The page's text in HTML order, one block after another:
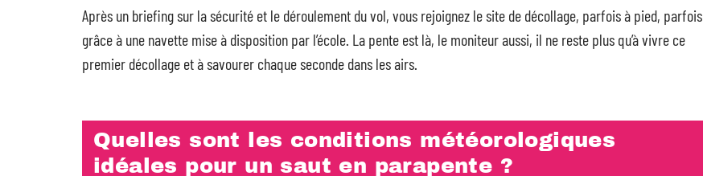
Après un briefing sur la sécurité et le déroulement du vol, vous rejoignez le site de décollage, parfois à pied, parfois
grâce à une navette mise à disposition par l’école. La pente est là, le moniteur aussi, il ne reste plus qu’à vivre ce
premier décollage et à savourer chaque seconde dans les airs.
Quelles sont les conditions météorologiques
idéales pour un saut en parapente ?